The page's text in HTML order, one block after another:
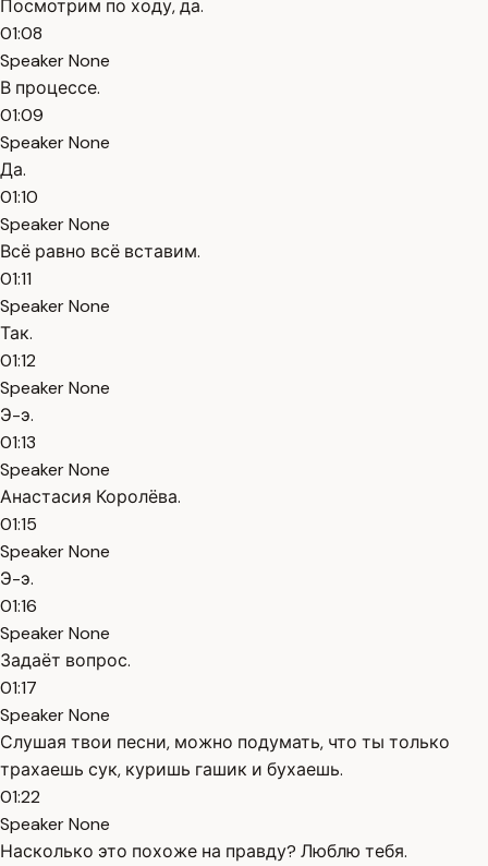
Посмотрим по ходу, да.
01:08
Speaker None
В процессе.
01:09
Speaker None
Да.
01:10
Speaker None
Всё равно всё вставим.
01:11
Speaker None
Так.
01:12
Speaker None
Э-э.
01:13
Speaker None
Анастасия Королёва.
01:15
Speaker None
Э-э.
01:16
Speaker None
Задаёт вопрос.
01:17
Speaker None
Слушая твои песни, можно подумать, что ты только
трахаешь сук, куришь гашик и бухаешь.
01:22
Speaker None
Насколько это похоже на правду? Люблю тебя.